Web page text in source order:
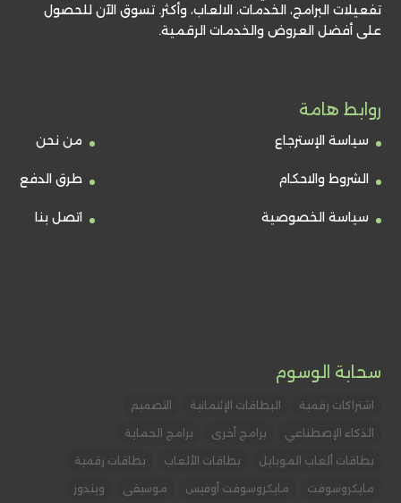
تفعيلات البرامج، الخدمات، الالعاب، وأكثر. تسوق الآن للحصول
على أفضل العروض والخدمات الرقمية.
روابط هامة
سياسة الإسترجاع
الشروط والاحكام
سياسة الخصوصية
من نحن
طرق الدفع
اتصل بنا
سحابة الوسوم
اشتراكات رقمية البطاقات الإئتمانية التصميم
الذكاء الإصطناعي برامج أخرى برامج الحماية
بطاقات ألعاب الموبايل بطاقات الألعاب بطاقات رقمية
مايكروسوفت مايكروسوفت أوفيس موسيقى ويندوز